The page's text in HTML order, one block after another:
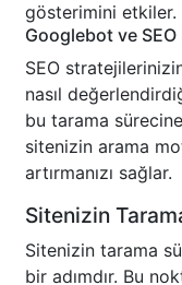
gösterimini etkiler.
Googlebot ve
SEO
nasıl
bu tarama
sitenizin arama
artırmanızı sağlar.
Sitenizin
Sitenizin tarama
bir adımdır. Bu